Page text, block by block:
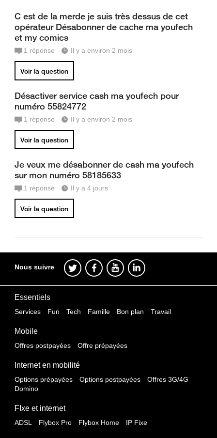
C est de la merde je suis très dessus de cet
opérateur Désabonner de cache ma youfech
et my comics
1 réponse Il y a environ 2 mois
Voir la question
Désactiver service cash ma youfech pour
numéro 55824772
1 réponse Il y a environ 2 mois
Voir la question
Je veux me désabonner de cash ma youfech
sur mon numéro 58185633
1 réponse Il y a 4 jours
Voir la question
Nous suivre
Essentiels
Services Fun Tech Famille Bon plan Travail
Mobile
Offres postpayées Offre prépayées
Internet en mobilité
Options prépayées Options postpayées
Offres 3G/4G
Domino
FIxe et internet
ADSL Flybox Pro Flybox Home IP Fixe